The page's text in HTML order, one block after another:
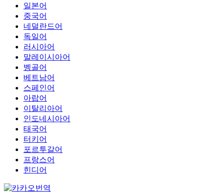
일본어
중국어
네덜란드어
독일어
러시아어
말레이시아어
벵골어
베트남어
스페인어
아랍어
이탈리아어
인도네시아어
태국어
터키어
포르투갈어
프랑스어
힌디어